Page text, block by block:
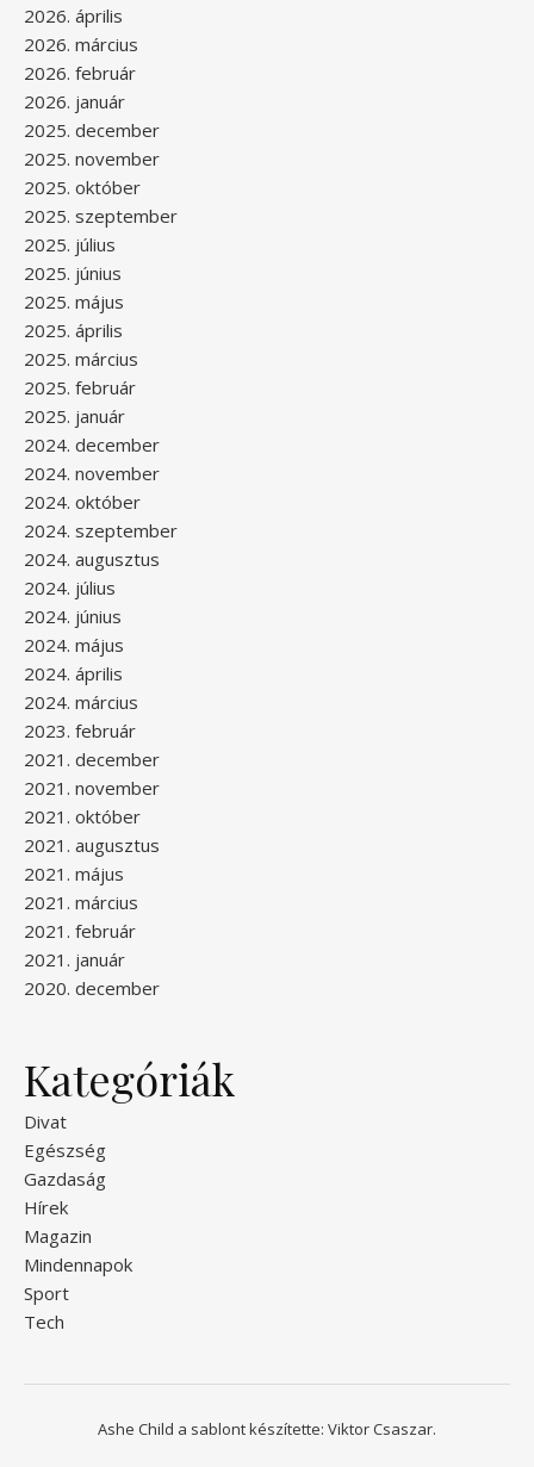
2026. április
2026. március
2026. február
2026. január
2025. december
2025. november
2025. október
2025. szeptember
2025. július
2025. június
2025. május
2025. április
2025. március
2025. február
2025. január
2024. december
2024. november
2024. október
2024. szeptember
2024. augusztus
2024. július
2024. június
2024. május
2024. április
2024. március
2023. február
2021. december
2021. november
2021. október
2021. augusztus
2021. május
2021. március
2021. február
2021. január
2020. december
Kategóriák
Divat
Egészség
Gazdaság
Hírek
Magazin
Mindennapok
Sport
Tech
Ashe Child a sablont készítette: Viktor Csaszar.